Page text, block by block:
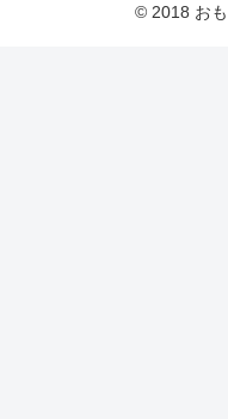
© 2018 おも